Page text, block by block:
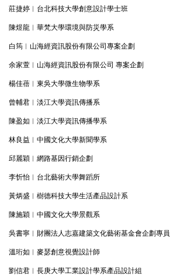
莊捷婷︱台北科技大學創意設計學士班
陳煜龍︱華梵大學環境與防災學系
白筠︱山海經資訊股份有限公司專案企劃
余家萱︱山海經資訊股份有限公司 專案企劃
楊佳蓓︱東吳大學微生物學系
曾輔君︱淡江大學資訊傳播系
陳盈如︱淡江大學資訊傳播學系
林良益︱中國文化大學新聞學系
邱麗穎︱網路基因行銷企劃
李忻怡︱台北藝術大學舞蹈所
黃炳盛︱樹德科技大學生活產品設計系
陳施穎︱中國文化大學景觀系
吳書寧︱財團法人志嘉建築文化藝術基金會企劃專員
溫珩如︱麥瑟創意視覺設計師
劉信君︱長庚大學工業設計學系產品設計組